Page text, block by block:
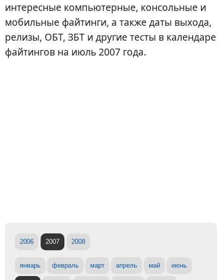
интересные компьютерные, консольные и
мобильные файтинги, а также даты выхода,
релизы, ОБТ, ЗБТ и другие тесты в календаре
файтингов на июль 2007 года.
2006 2007 2008
январь февраль март апрель май июнь